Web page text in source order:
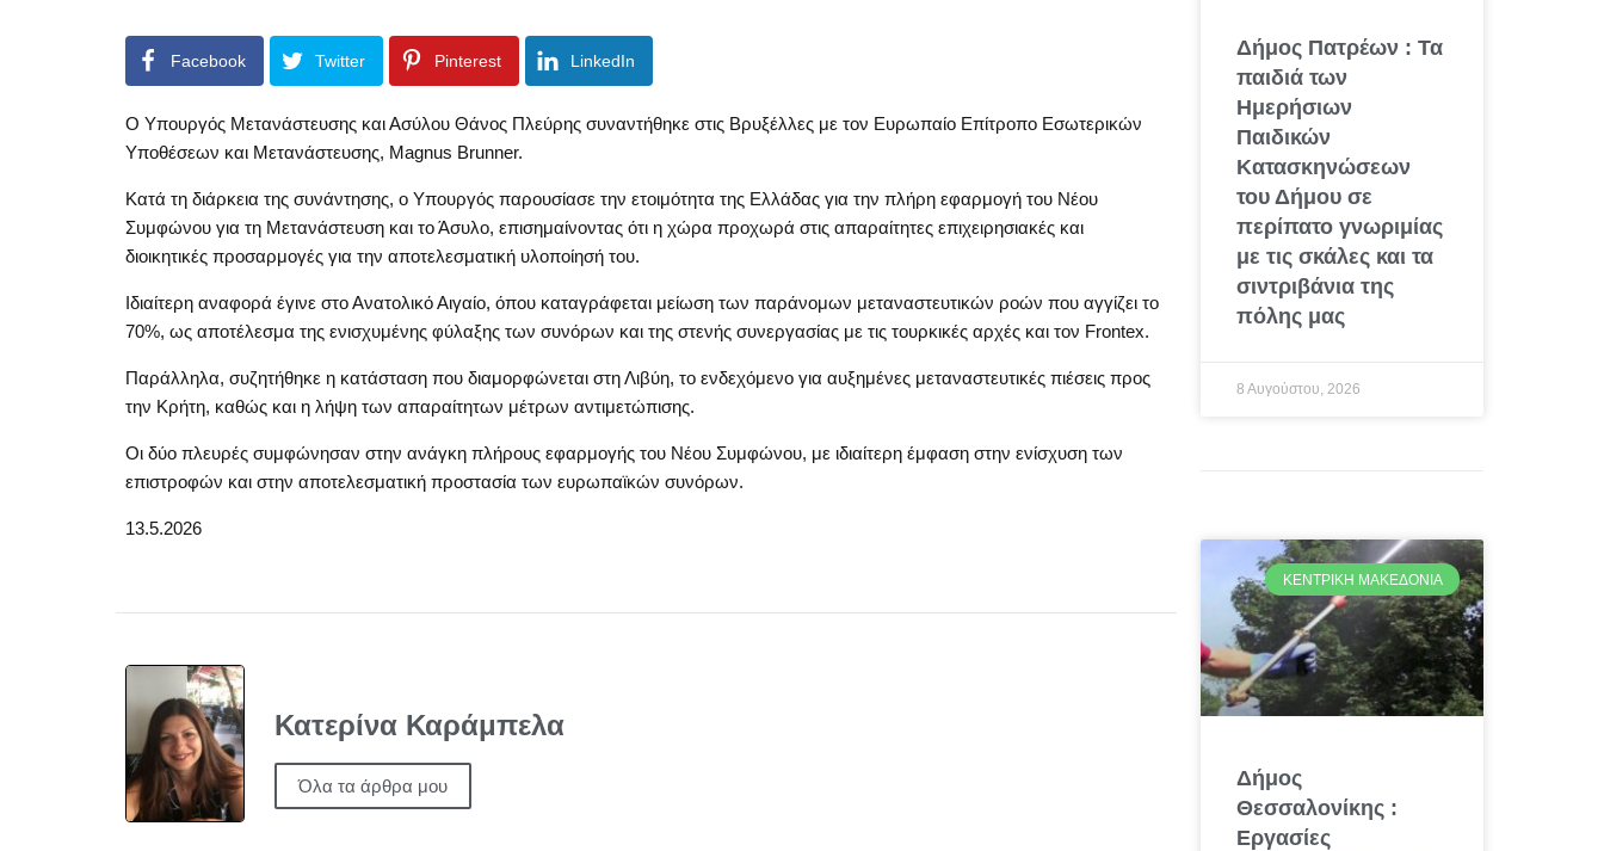
Facebook Twitter Pinterest LinkedIn
Ο Υπουργός Μετανάστευσης και Ασύλου Θάνος Πλεύρης συναντήθηκε στις Βρυξέλλες με τον Ευρωπαίο Επίτροπο Εσωτερικών
Υποθέσεων και Μετανάστευσης, Magnus Brunner.
Κατά τη διάρκεια της συνάντησης, ο Υπουργός παρουσίασε την ετοιμότητα της Ελλάδας για την πλήρη εφαρμογή του Νέου
Συμφώνου για τη Μετανάστευση και το Άσυλο, επισημαίνοντας ότι η χώρα προχωρά στις απαραίτητες επιχειρησιακές και
διοικητικές προσαρμογές για την αποτελεσματική υλοποίησή του.
Ιδιαίτερη αναφορά έγινε στο Ανατολικό Αιγαίο, όπου καταγράφεται μείωση των παράνομων μεταναστευτικών ροών που αγγίζει το
70%, ως αποτέλεσμα της ενισχυμένης φύλαξης των συνόρων και της στενής συνεργασίας με τις τουρκικές αρχές και τον Frontex.
Παράλληλα, συζητήθηκε η κατάσταση που διαμορφώνεται στη Λιβύη, το ενδεχόμενο για αυξημένες μεταναστευτικές πιέσεις προς
την Κρήτη, καθώς και η λήψη των απαραίτητων μέτρων αντιμετώπισης.
Οι δύο πλευρές συμφώνησαν στην ανάγκη πλήρους εφαρμογής του Νέου Συμφώνου, με ιδιαίτερη έμφαση στην ενίσχυση των
επιστροφών και στην αποτελεσματική προστασία των ευρωπαϊκών συνόρων.
13.5.2026
Κατερίνα Καράμπελα
Όλα τα άρθρα μου
Δήμος Πατρέων : Τα
παιδιά των
Ημερήσιων
Παιδικών
Κατασκηνώσεων
του Δήμου σε
περίπατο γνωριμίας
με τις σκάλες και τα
σιντριβάνια της
πόλης μας
8 Αυγούστου, 2026
ΚΕΝΤΡΙΚΉ ΜΑΚΕΔΟΝΊΑ
Δήμος
Θεσσαλονίκης :
Εργασίες